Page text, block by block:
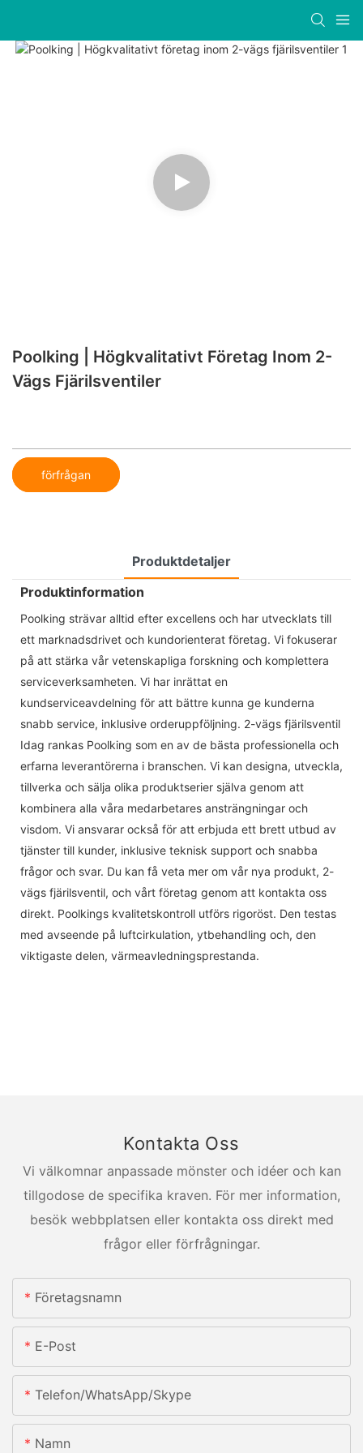
Poolking | Högkvalitativt Företag Inom 2-
Vägs Fjärilsventiler
förfrågan
Produktdetaljer
Produktinformation
Poolking strävar alltid efter excellens och har utvecklats till
ett marknadsdrivet och kundorienterat företag. Vi fokuserar
på att stärka vår vetenskapliga forskning och komplettera
serviceverksamheten. Vi har inrättat en
kundserviceavdelning för att bättre kunna ge kunderna
snabb service, inklusive orderuppföljning. 2-vägs fjärilsventil
Idag rankas Poolking som en av de bästa professionella och
erfarna leverantörerna i branschen. Vi kan designa, utveckla,
tillverka och sälja olika produktserier själva genom att
kombinera alla våra medarbetares ansträngningar och
visdom. Vi ansvarar också för att erbjuda ett brett utbud av
tjänster till kunder, inklusive teknisk support och snabba
frågor och svar. Du kan få veta mer om vår nya produkt, 2-
vägs fjärilsventil, och vårt företag genom att kontakta oss
direkt. Poolkings kvalitetskontroll utförs rigoröst. Den testas
med avseende på luftcirkulation, ytbehandling och, den
viktigaste delen, värmeavledningsprestanda.
Kontakta Oss
Vi välkomnar anpassade mönster och idéer och kan
tillgodose de specifika kraven. För mer information,
besök webbplatsen eller kontakta oss direkt med
frågor eller förfrågningar.
Företagsnamn
E-Post
Telefon/whatsApp/skype
Namn